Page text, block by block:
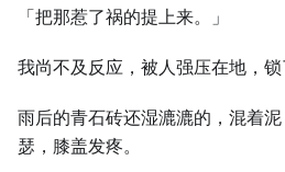
「把那惹了祸的提上来。」
我尚不及反应，被人强压在地，锁
雨后的青石砖还湿漉漉的，混着
瑟，膝盖发疼。